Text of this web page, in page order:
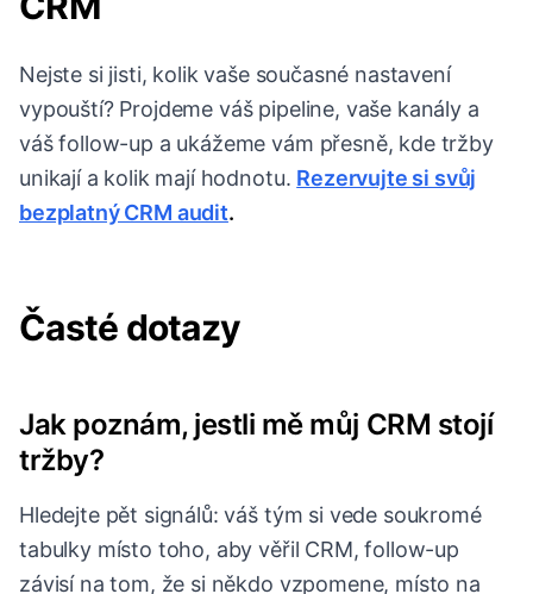
Nejste si jisti, kolik vaše současné nastavení
vypouští? Projdeme váš pipeline, vaše kanály a
váš follow-up a ukážeme vám přesně, kde tržby
unikají a kolik mají hodnotu. Rezervujte si svůj
bezplatný CRM audit.
Časté dotazy
Jak poznám, jestli mě můj CRM stojí
tržby?
Hledejte pět signálů: váš tým si vede soukromé
tabulky místo toho, aby věřil CRM, follow-up
závisí na tom, že si někdo vzpomene, místo na